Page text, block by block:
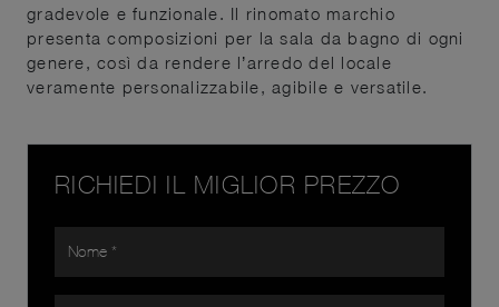
gradevole e funzionale. Il rinomato marchio
presenta composizioni per la sala da bagno di ogni
genere, così da rendere l’arredo del locale
veramente personalizzabile, agibile e versatile.
RICHIEDI IL MIGLIOR PREZZO